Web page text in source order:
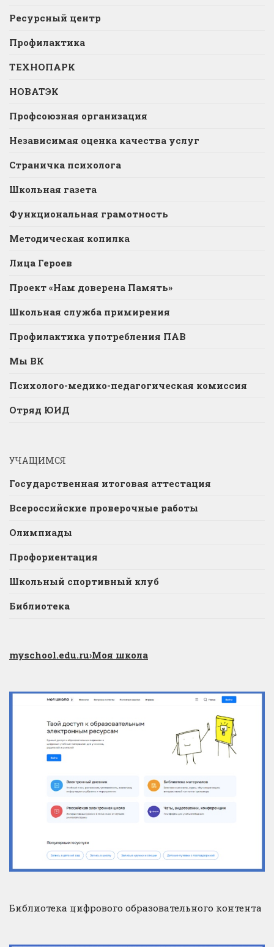
Ресурсный центр
Профилактика
ТЕХНОПАРК
НОВАТЭК
Профсоюзная организация
Независимая оценка качества услуг
Страничка психолога
Школьная газета
Функциональная грамотность
Методическая копилка
Лица Героев
Проект «Нам доверена Память»
Школьная служба примирения
Профилактика употребления ПАВ
Мы ВК
Психолого-медико-педагогическая комиссия
Отряд ЮИД
УЧАЩИМСЯ
Государственная итоговая аттестация
Всероссийские проверочные работы
Олимпиады
Профориентация
Школьный спортивный клуб
Библиотека
myschool.edu.ru›Моя школа
Библиотека цифрового образовательного контента